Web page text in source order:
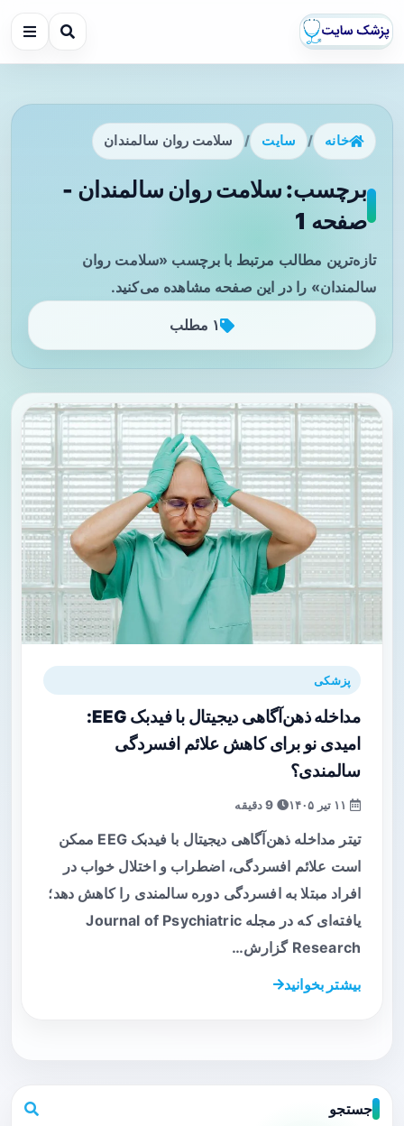
خانه / سایت / سلامت روان سالمندان
برچسب: سلامت روان سالمندان -
صفحه 1
تازه‌ترین مطالب مرتبط با برچسب «سلامت روان
سالمندان» را در این صفحه مشاهده می‌کنید.
۱ مطلب
پزشکی
مداخله ذهن‌آگاهی دیجیتال با فیدبک EEG:
امیدی نو برای کاهش علائم افسردگی
سالمندی؟
تیتر مداخله ذهن‌آگاهی دیجیتال با فیدبک EEG ممکن
است علائم افسردگی، اضطراب و اختلال خواب در
افراد مبتلا به افسردگی دوره سالمندی را کاهش دهد؛
یافته‌ای که در مجله Journal of Psychiatric
Research گزارش…
بیشتر بخوانید
جستجو